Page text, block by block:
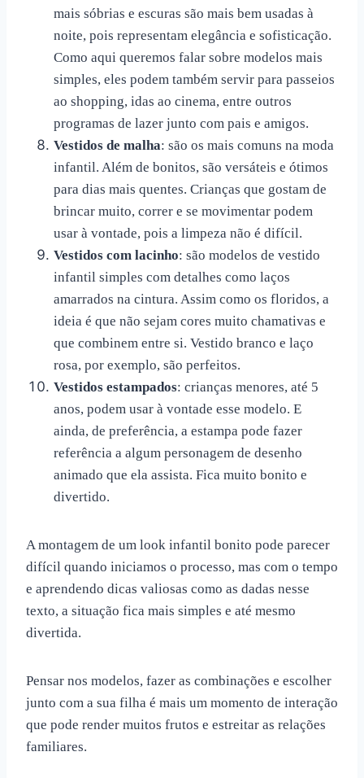
mais sóbrias e escuras são mais bem usadas à
noite, pois representam elegância e sofisticação.
Como aqui queremos falar sobre modelos mais
simples, eles podem também servir para passeios
ao shopping, idas ao cinema, entre outros
programas de lazer junto com pais e amigos.
Vestidos de malha: são os mais comuns na moda
infantil. Além de bonitos, são versáteis e ótimos
para dias mais quentes. Crianças que gostam de
brincar muito, correr e se movimentar podem
usar à vontade, pois a limpeza não é difícil.
Vestidos com lacinho: são modelos de vestido
infantil simples com detalhes como laços
amarrados na cintura. Assim como os floridos, a
ideia é que não sejam cores muito chamativas e
que combinem entre si. Vestido branco e laço
rosa, por exemplo, são perfeitos.
Vestidos estampados: crianças menores, até 5
anos, podem usar à vontade esse modelo. E
ainda, de preferência, a estampa pode fazer
referência a algum personagem de desenho
animado que ela assista. Fica muito bonito e
divertido.
A montagem de um look infantil bonito pode parecer
difícil quando iniciamos o processo, mas com o tempo
e aprendendo dicas valiosas como as dadas nesse
texto, a situação fica mais simples e até mesmo
divertida.
Pensar nos modelos, fazer as combinações e escolher
junto com a sua filha é mais um momento de interação
que pode render muitos frutos e estreitar as relações
familiares.